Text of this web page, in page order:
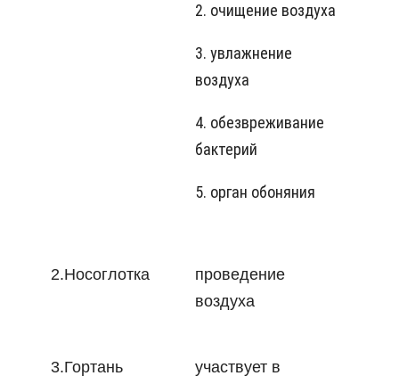
2. очищение воздуха
3. увлажнение
воздуха
4. обезвреживание
бактерий
5. орган обоняния
2.Носоглотка
проведение
воздуха
3.Гортань
участвует в